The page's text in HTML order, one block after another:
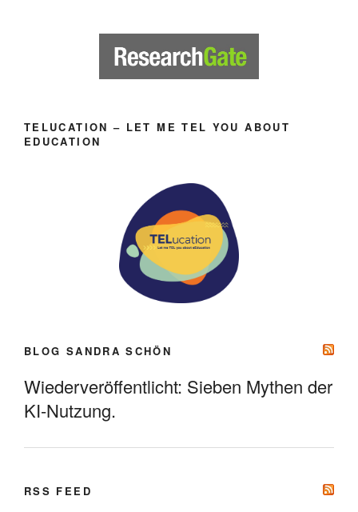
TELUCATION – LET ME TEL YOU ABOUT
EDUCATION
BLOG SANDRA SCHÖN
Wiederveröffentlicht: Sieben Mythen der
KI-Nutzung.
RSS FEED